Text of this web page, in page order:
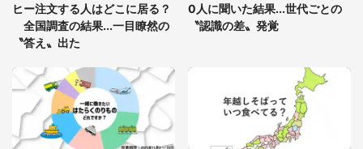
ヒー注文する人はどこに居る？
全国調査の結果...一目瞭然の
〝答え〟出た
0人に聞いた結果...世代ごとの
〝認識の差〟発覚